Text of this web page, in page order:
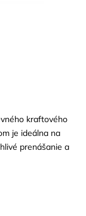
kraftového
je ideálna na
prenášanie a